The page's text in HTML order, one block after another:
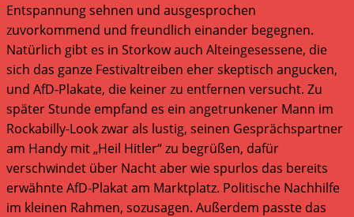
Entspannung sehnen und ausgesprochen
zuvorkommend und freundlich einander begegnen.
Natürlich gibt es in Storkow auch Alteingesessene, die
sich das ganze Festivaltreiben eher skeptisch angucken,
und AfD-Plakate, die keiner zu entfernen versucht. Zu
später Stunde empfand es ein angetrunkener Mann im
Rockabilly-Look zwar als lustig, seinen Gesprächspartner
am Handy mit „Heil Hitler“ zu begrüßen, dafür
verschwindet über Nacht aber wie spurlos das bereits
erwähnte AfD-Plakat am Marktplatz. Politische Nachhilfe
im kleinen Rahmen, sozusagen. Außerdem passte das